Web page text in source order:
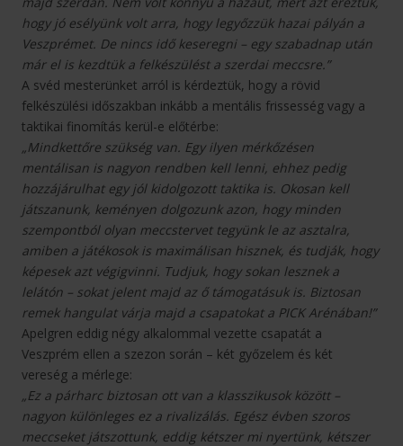
hogy jó esélyünk volt arra, hogy legyőzzük hazai pályán a
Veszprémet. De nincs idő keseregni – egy szabadnap után
már el is kezdtük a felkészülést a szerdai meccsre.”
A svéd mesterünket arról is kérdeztük, hogy a rövid
felkészülési időszakban inkább a mentális frissesség vagy a
taktikai finomítás kerül-e előtérbe:
„Mindkettőre szükség van. Egy ilyen mérkőzésen
mentálisan is nagyon rendben kell lenni, ehhez pedig
hozzájárulhat egy jól kidolgozott taktika is. Okosan kell
játszanunk, keményen dolgozunk azon, hogy minden
szempontból olyan meccstervet tegyünk le az asztalra,
amiben a játékosok is maximálisan hisznek, és tudják, hogy
képesek azt végigvinni. Tudjuk, hogy sokan lesznek a
lelátón – sokat jelent majd az ő támogatásuk is. Biztosan
remek hangulat várja majd a csapatokat a PICK Arénában!”
Apelgren eddig négy alkalommal vezette csapatát a
Veszprém ellen a szezon során – két győzelem és két
vereség a mérlege:
„Ez a párharc biztosan ott van a klasszikusok között –
nagyon különleges ez a rivalizálás. Egész évben szoros
meccseket játszottunk, eddig kétszer mi nyertünk, kétszer